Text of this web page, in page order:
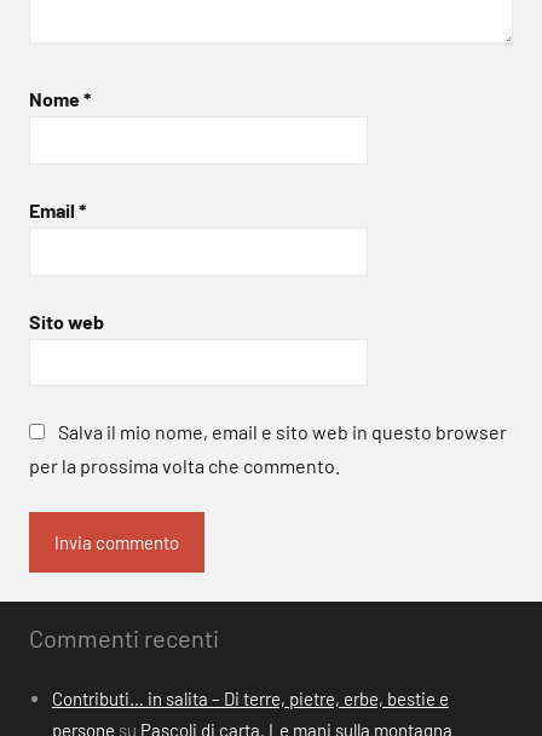
Nome*
Email *
Sito web
Salva il mio nome, email e sito web in questo browser
per la prossima volta che commento.
Commenti recenti
Contributi… in salita – Di terre, pietre, erbe, bestie e
persone su Pascoli di carta. Le mani sulla montagna